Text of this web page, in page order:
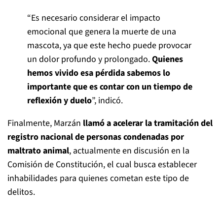
“Es necesario considerar el impacto
emocional que genera la muerte de una
mascota, ya que este hecho puede provocar
un dolor profundo y prolongado.Quienes
hemos vivido esa pérdida sabemos lo
importante que es contar con un tiempo de
reflexión y duelo”, indicó.
Finalmente, Marzán llamó a acelerar la tramitación del
registro nacional de personas condenadas por
maltrato animal, actualmente en discusión en la
Comisión de Constitución, el cual busca establecer
inhabilidades para quienes cometan este tipo de
delitos.